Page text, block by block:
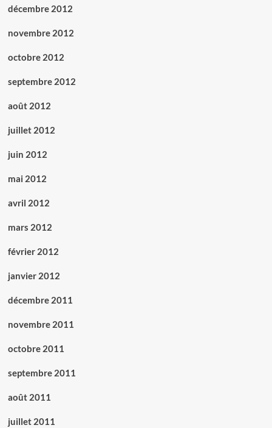
décembre 2012
novembre 2012
octobre 2012
septembre 2012
août 2012
juillet 2012
juin 2012
mai 2012
avril 2012
mars 2012
février 2012
janvier 2012
décembre 2011
novembre 2011
octobre 2011
septembre 2011
août 2011
juillet 2011